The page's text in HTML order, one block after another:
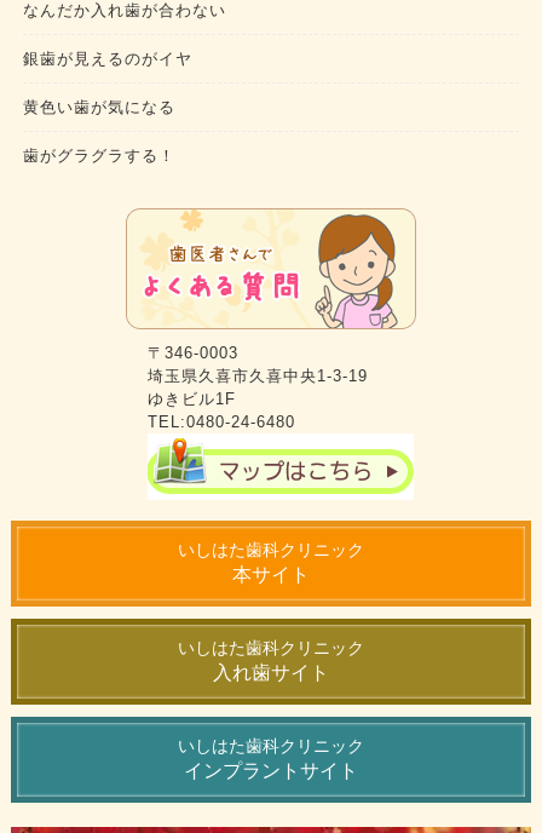
なんだか入れ歯が合わない
銀歯が見えるのがイヤ
黄色い歯が気になる
歯がグラグラする！
〒346-0003
埼玉県久喜市久喜中央1-3-19
ゆきビル1F
TEL:0480-24-6480
いしはた歯科クリニック
本サイト
いしはた歯科クリニック
入れ歯サイト
いしはた歯科クリニック
インプラントサイト